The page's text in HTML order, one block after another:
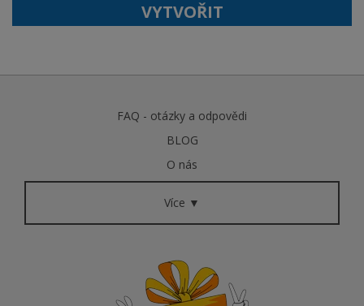
VYTVOŘIT
FAQ - otázky a odpovědi
BLOG
O nás
Více ▼